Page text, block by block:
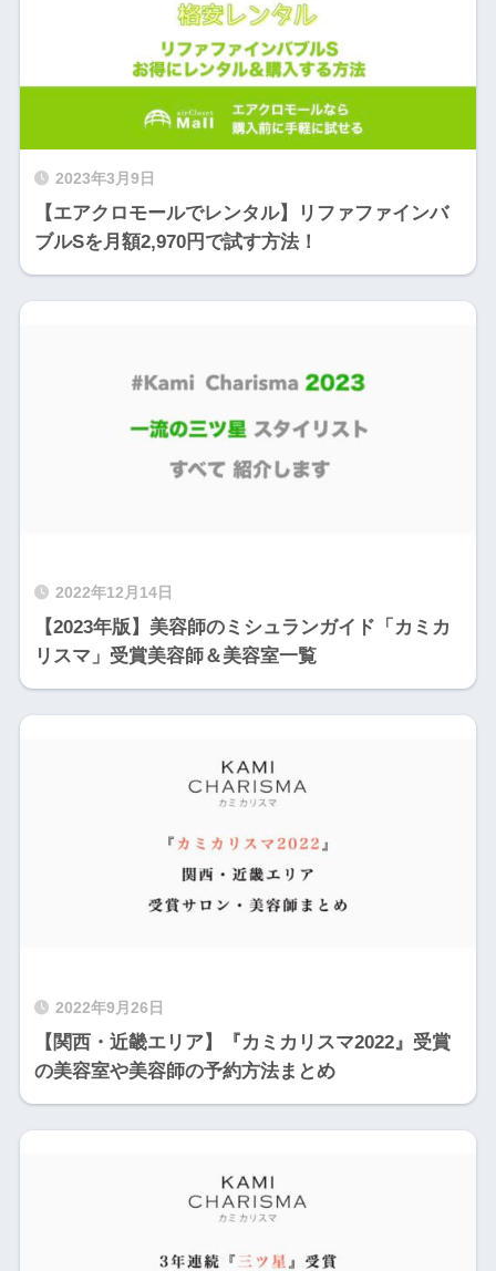
2023年3月9日
【エアクロモールでレンタル】リファファインバ
ブルSを月額2,970円で試す方法！
2022年12月14日
【2023年版】美容師のミシュランガイド「カミカ
リスマ」受賞美容師＆美容室一覧
2022年9月26日
【関西・近畿エリア】『カミカリスマ2022』受賞
の美容室や美容師の予約方法まとめ